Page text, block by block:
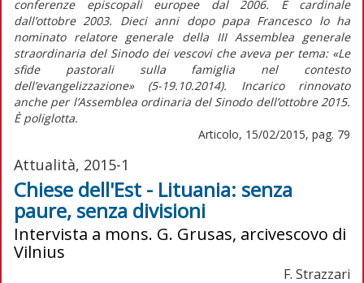
conferenze episcopali europee dal 2006. È cardinale
dall’ottobre 2003. Dieci anni dopo papa Francesco lo ha
nominato relatore generale della III Assemblea generale
straordinaria del Sinodo dei vescovi che aveva per tema: «Le
sfide pastorali sulla famiglia nel contesto
dell’evangelizzazione» (5-19.10.2014). Incarico rinnovato
anche per l’Assemblea ordinaria del Sinodo dell’ottobre 2015.
È poliglotta.
Articolo, 15/02/2015, pag. 79
Attualità, 2015-1
Chiese dell'Est - Lituania: senza
paure, senza divisioni
Intervista a mons. G. Grusas, arcivescovo di
Vilnius
F. Strazzari